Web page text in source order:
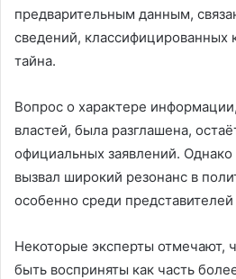
предварительным данным,
сведений, классифицированных
тайна.
Вопрос о характере
властей, была разглашена,
официальных заявлений.
вызвал широкий резонанс в
особенно среди
Некоторые эксперты отмечают,
быть восприняты как часть